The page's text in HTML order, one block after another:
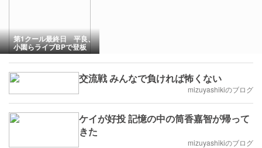
第1クール最終日 平良、
小園らライブBPで登板
交流戦 みんなで負ければ怖くない
mizuyashikiのブログ
ケイが好投 記憶の中の筒香嘉智が帰って
きた
mizuyashikiのブログ